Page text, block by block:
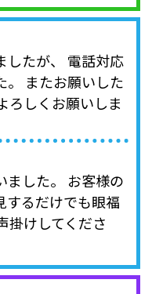
したが、 電話対応
。 またお願いした
ろしくお願いしま
ました。 お客様の
するだけでも眼福
掛けしてくださ